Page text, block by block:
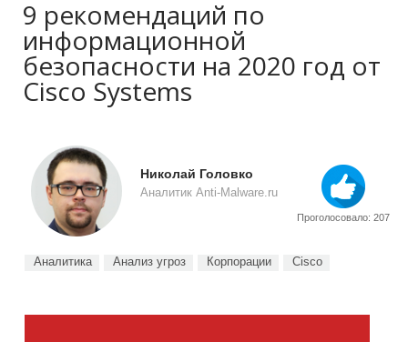
9 рекомендаций по
информационной
безопасности на 2020 год от
Cisco Systems
Николай Головко
Аналитик Anti-Malware.ru
Проголосовало: 207
Аналитика Анализ угроз Корпорации Cisco